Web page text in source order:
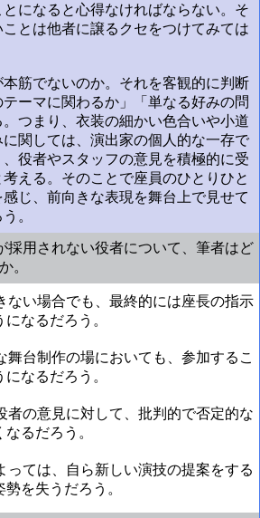
とになると心得なければならない。そ
とは他者に譲るクセをつけてみては
筋でないのか。それを客観的に判断
ーマに関わるか」「単なる好みの問
つまり、衣装の細かい色合いや小道
関しては、演出家の個人的な一存で
役者やスタッフの意見を積極的に受
える。そのことで座員のひとりひと
じ、前向きな表現を舞台上で見せて
。
採用されない役者について、筆者はど
。
ない場合でも、最終的には座長の指示
なるだろう。
舞台制作の場においても、参加するこ
なるだろう。
者の意見に対して、批判的で否定的な
るだろう。
っては、自ら新しい演技の提案をする
を失うだろう。